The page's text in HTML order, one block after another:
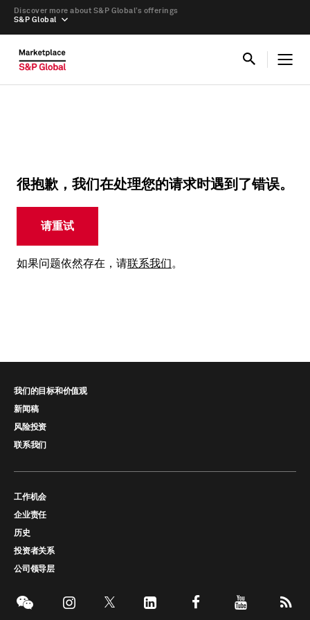
S&P Global
Discover more about S&P Global’s offerings
很抱歉，我们在处理您的请求时遇到了错误。
请重试
如果问题依然存在，请联系我们。
我们的目标和价值观
新闻稿
风险投资
联系我们
工作机会
企业责任
历史
投资者关系
公司领导层